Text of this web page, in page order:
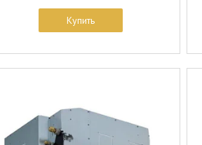
Купить